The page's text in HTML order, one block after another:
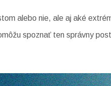
alebo nie, ale aj aké
spoznať ten správny